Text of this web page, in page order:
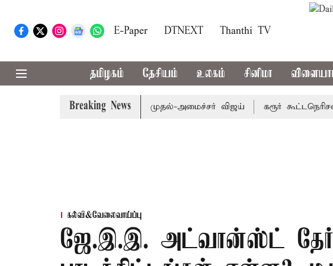
E-Paper DTNEXT Thanthi TV
தமிழகம் தேசியம் உலகம் சினிமா
Breaking News
மறுவரையறை பாதிக்கும்: முதல்-அமைச்சர் விஜய் கரூர் கூட்டநெரிசல்:
கல்வி&வேலைவாய்ப்பு
ஜே.இ.இ. அட்வான்ஸ்ட்